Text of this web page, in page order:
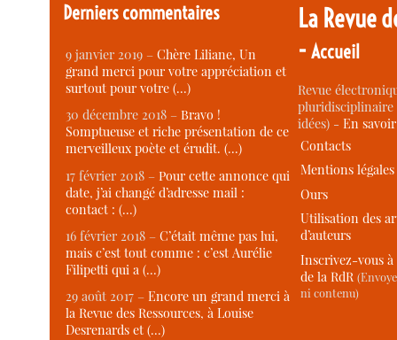
Derniers commentaires
9 janvier 2019 –Chère Liliane, Un
grand merci pour votre appréciation et
surtout pour votre (…)
30 décembre 2018 –Bravo !
Somptueuse et riche présentation de ce
merveilleux poète et érudit. (…)
17 février 2018 –Pour cette annonce qui
date, j’ai changé d’adresse mail :
contact : (…)
16 février 2018 –C’était même pas lui,
mais c’est tout comme : c’est Aurélie
Filipetti qui a (…)
29 août 2017 –Encore un grand merci à
la Revue des Ressources, à Louise
Desrenards et (…)
La Revue
-Accueil
Revue
idées) -En
Contacts
Mentions légales
Ours
Utilisation des
d’auteurs
Inscrivez-vous
de la RdR
ni contenu)